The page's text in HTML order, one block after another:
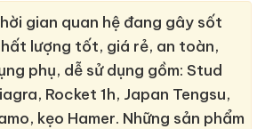
gian quan hệ đang gây sốt
lượng tốt, giá rẻ, an toàn,
phụ, dễ sử dụng gồm: Stud
Rocket 1h, Japan Tengsu,
kẹo Hamer. Những sản phẩm